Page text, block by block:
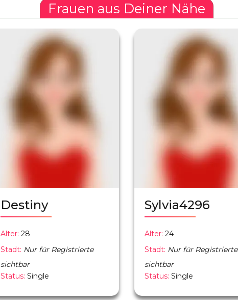
Frauen aus Deiner Nähe
Destiny
Alter: 28
Stadt: Nur für Registrierte
sichtbar
Status: Single
Sylvia4296
Alter: 24
Stadt: Nur für Registrierte
sichtbar
Status: Single